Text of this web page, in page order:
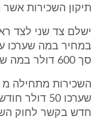
תיקון השכירות
סך 600 דולר במה שערכו 600 דולר במחיר רשמי (יציג).
שערכו 50
חדש בקשר לחוק